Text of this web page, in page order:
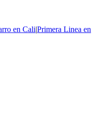
en Cali|Primera Linea en